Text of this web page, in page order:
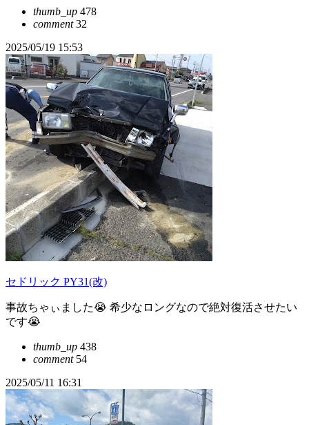
thumb_up 478
comment32
2025/05/19 15:53
セドリック PY31(改)
事故ちゃぃました😭 希少なロングなので絶対復活させたい
です😭
thumb_up 438
comment54
2025/05/11 16:31